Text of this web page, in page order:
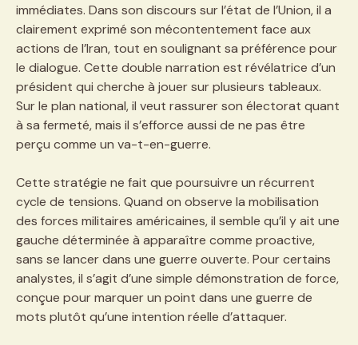
immédiates. Dans son discours sur l’état de l’Union, il a
clairement exprimé son mécontentement face aux
actions de l’Iran, tout en soulignant sa préférence pour
le dialogue. Cette double narration est révélatrice d’un
président qui cherche à jouer sur plusieurs tableaux.
Sur le plan national, il veut rassurer son électorat quant
à sa fermeté, mais il s’efforce aussi de ne pas être
perçu comme un va-t-en-guerre.
Cette stratégie ne fait que poursuivre un récurrent
cycle de tensions. Quand on observe la mobilisation
des forces militaires américaines, il semble qu’il y ait une
gauche déterminée à apparaître comme proactive,
sans se lancer dans une guerre ouverte. Pour certains
analystes, il s’agit d’une simple démonstration de force,
conçue pour marquer un point dans une guerre de
mots plutôt qu’une intention réelle d’attaquer.